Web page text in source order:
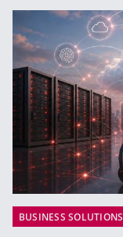
BUSINESS SOLUTIONS